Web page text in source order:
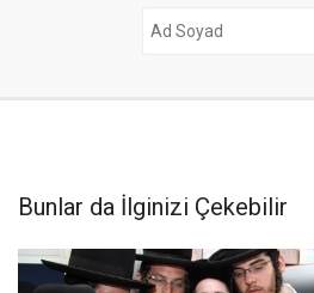
Bunlar da İlginizi Çekebilir